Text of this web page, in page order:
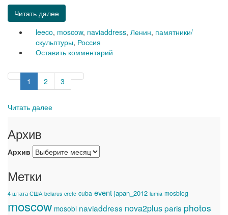
Читать далее
leeco, moscow, naviaddress, Ленин, памятники/
скульптуры, Россия
Оставить комментарий
1 2 3
Читать далее
Архив
Архив
Метки
4 штата США belarus crete cuba event japan_2012 lumia mosblog
moscow mosobl naviaddress nova2plusparis photos